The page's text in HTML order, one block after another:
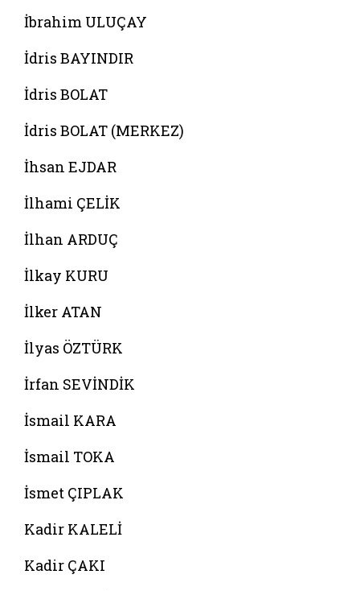
İbrahim ULUÇAY
İdris BAYINDIR
İdris BOLAT
İdris BOLAT (MERKEZ)
İhsan EJDAR
İlhami ÇELİK
İlhan ARDUÇ
İlkay KURU
İlker ATAN
İlyas ÖZTÜRK
İrfan SEVİNDİK
İsmail KARA
İsmail TOKA
İsmet ÇIPLAK
Kadir KALELİ
Kadir ÇAKI